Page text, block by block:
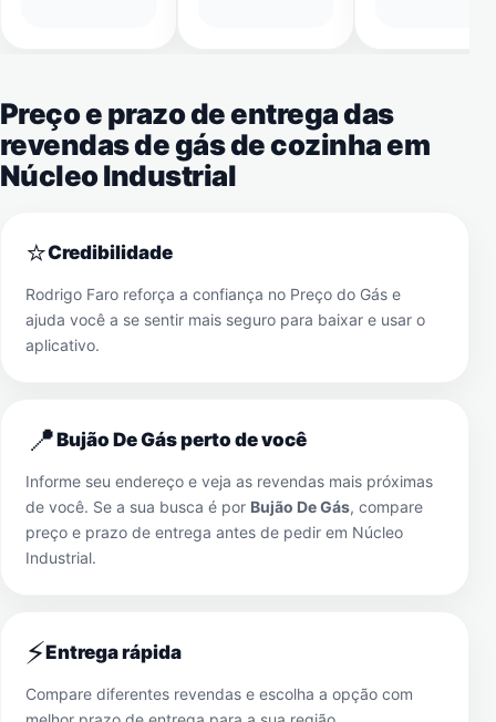
Preço e prazo de entrega das
revendas de gás de cozinha em
Núcleo Industrial
⭐Credibilidade
Rodrigo Faro reforça a confiança no Preço do Gás e
ajuda você a se sentir mais seguro para baixar e usar o
aplicativo.
📍Bujão De Gás perto de você
Informe seu endereço e veja as revendas mais próximas
de você. Se a sua busca é por Bujão De Gás, compare
preço e prazo de entrega antes de pedir em Núcleo
Industrial.
⚡Entrega rápida
Compare diferentes revendas e escolha a opção com